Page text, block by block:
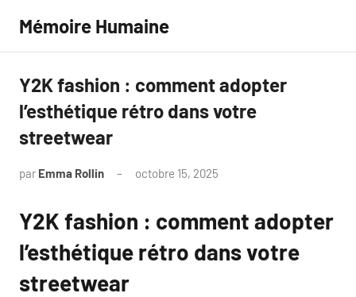
contenu
Mémoire Humaine
Y2K fashion : comment adopter
l’esthétique rétro dans votre
streetwear
par Emma Rollin octobre 15, 2025
Y2K fashion : comment adopter
l’esthétique rétro dans votre
streetwear